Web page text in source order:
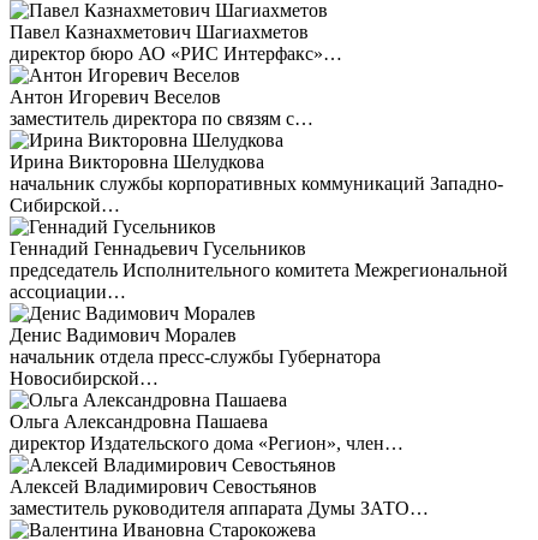
Павел Казнахметович Шагиахметов
директор бюро АО «РИС Интерфакс»…
Антон Игоревич Веселов
заместитель директора по связям с…
Ирина Викторовна Шелудкова
начальник службы корпоративных коммуникаций Западно-
Сибирской…
Геннадий Геннадьевич Гусельников
председатель Исполнительного комитета Межрегиональной
ассоциации…
Денис Вадимович Моралев
начальник отдела пресс-службы Губернатора
Новосибирской…
Ольга Александровна Пашаева
директор Издательского дома «Регион», член…
Алексей Владимирович Севостьянов
заместитель руководителя аппарата Думы ЗАТО…